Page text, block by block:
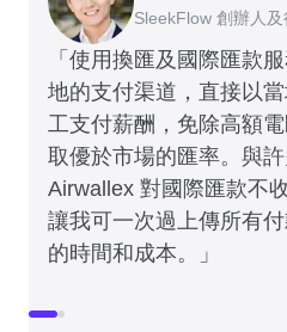
「使用換匯及國際匯款
地的支付渠道，直接以
工支付薪酬，免除高額
取優於市場的匯率。與
Airwallex 對國際匯款不
讓我可一次過上傳所有
的時間和成本。」
SleekFlow 創辦人
MyiCellar 共同創辦